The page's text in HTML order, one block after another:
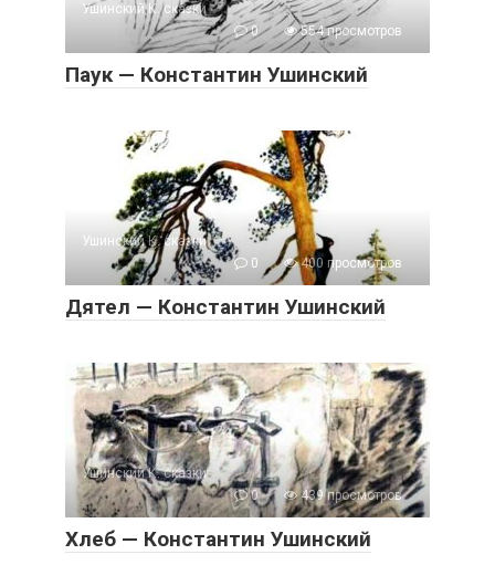
Ушинский К. сказки
0
554 просмотров
Паук — Константин Ушинский
Ушинский К. сказки
0
400 просмотров
Дятел — Константин Ушинский
Ушинский К. сказки
0
439 просмотров
Хлеб — Константин Ушинский